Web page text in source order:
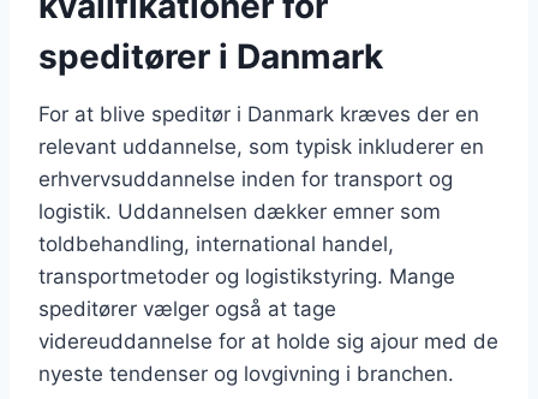
speditører i Danmark
For at blive speditør i Danmark kræves der en
relevant uddannelse, som typisk inkluderer en
erhvervsuddannelse inden for transport og
logistik. Uddannelsen dækker emner som
toldbehandling, international handel,
transportmetoder og logistikstyring. Mange
speditører vælger også at tage
videreuddannelse for at holde sig ajour med de
nyeste tendenser og lovgivning i branchen.